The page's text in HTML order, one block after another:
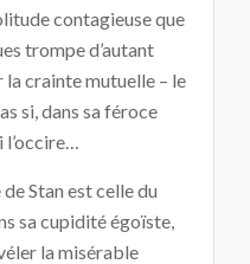
contagieuse que
trompe d’autant
la crainte mutuelle – le
si, dans sa féroce
l’occire…
Stan est celle du
sa cupidité égoïste,
la misérable